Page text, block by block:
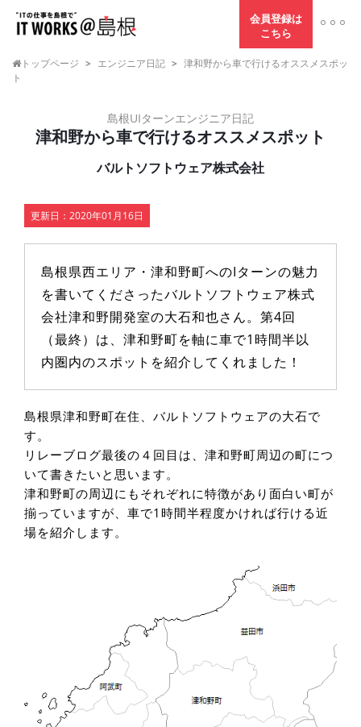
会員登録は
こちら
トップページ > エンジニア日記 > 津和野から車で行けるオススメスポッ
ト
島根UIターンエンジニア日記
津和野から車で行けるオススメスポット
バルトソフトウェア株式会社
更新日： 2020年01月16日
島根県西エリア・津和野町へのIターンの魅力
を書いてくださったバルトソフトウェア株式
会社津和野開発室の大石和也さん。第4回
（最終）は、津和野町を軸に車で1時間半以
内圏内のスポットを紹介してくれました！
島根県津和野町在住、バルトソフトウェアの大石で
す。
リレーブログ最後の４回目は、津和野町周辺の町につ
いて書きたいと思います。
津和野町の周辺にもそれぞれに特徴があり面白い町が
揃っていますが、車で1時間半程度かければ行ける近
場を紹介します。